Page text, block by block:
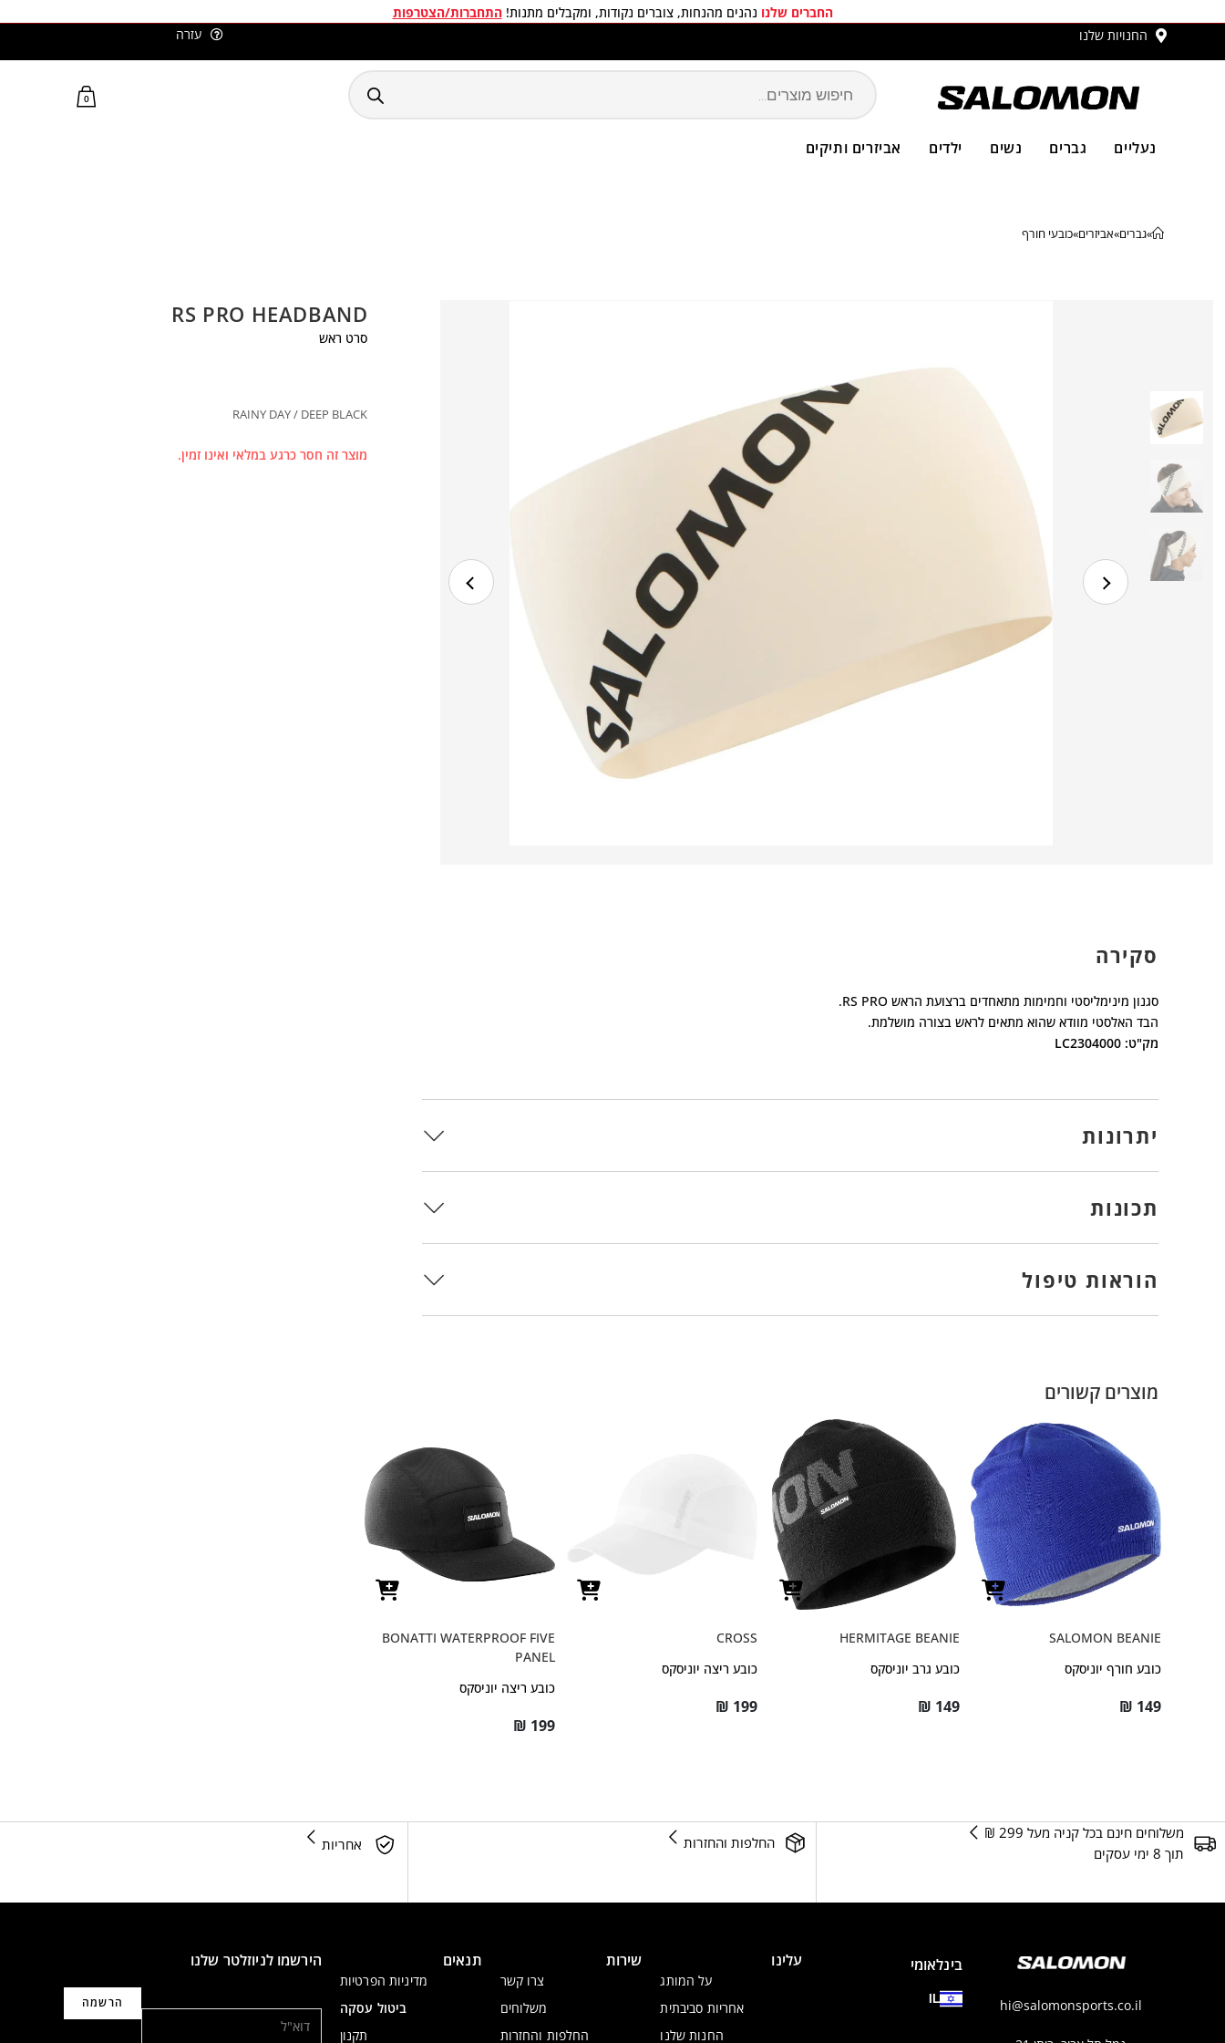
החברים שלנו נהנים מהנחות, צוברים נקודות, ומקבלים מתנות!התחברות/הצטרפות
החנויות שלנו
משלוחים חינם בכל קניה מעל 299 ₪
עזרה
נעליים גברים נשים ילדים אביזרים ותיקים
0
»גברים»אביזרים»כובעי חורף
RS PRO HEADBAND
סרט ראש
RAINY DAY / DEEP BLACK
מוצר זה חסר כרגע במלאי ואינו זמין.
סקירה
סגנון מינימליסטי וחמימות מתאחדים ברצועת הראש RS PRO.
הבד האלסטי מוודא שהוא מתאים לראש בצורה מושלמת.
מק"ט: LC2304000
יתרונות
תכונות
הוראות טיפול
מוצרים קשורים
SALOMON BEANIE
כובע חורף יוניסקס
₪ 149
HERMITAGE BEANIE
כובע גרב יוניסקס
₪ 149
CROSS
כובע ריצה יוניסקס
₪ 199
BONATTI WATERPROOF FIVE
PANEL
כובע ריצה יוניסקס
₪ 199
משלוחים חינם בכל קניה מעל 299 ₪
תוך 8 ימי עסקים
החלפות והחזרות אחריות
hi@salomonsports.co.il
בינלאומי
IL
עלינו
על המותג
אחריות סביבתית
החנות שלנו
שירות
צרו קשר
משלוחים
החלפות והחזרות
תנאים
מדיניות הפרטיות
ביטול עסקה
תקנון
הירשמו לניוזלטר שלנו